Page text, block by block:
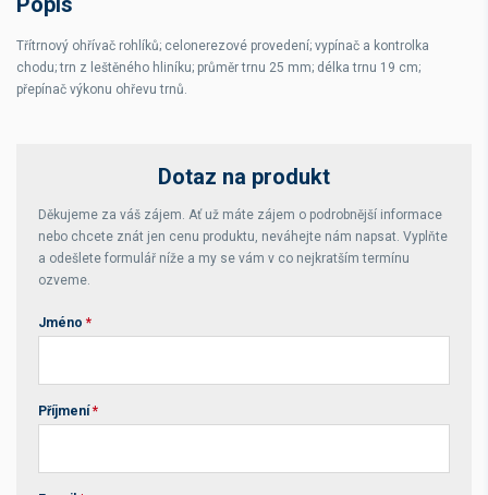
Rozměr vany
Třítrnový ohřívač rohlíků; celonerezové provedení; vypínač a kontrolka
chodu; trn z leštěného hliníku; průměr trnu 25 mm; délka trnu 19 cm;
přepínač výkonu ohřevu trnů.
Dotaz na produkt
Děkujeme za váš zájem. Ať už máte zájem o podrobnější informace
nebo chcete znát jen cenu produktu, neváhejte nám napsat. Vyplňte
a odešlete formulář níže a my se vám v co nejkratším termínu
ozveme.
Jméno *
Příjmení *